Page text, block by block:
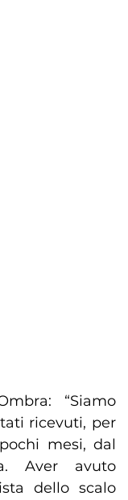
“Siamo
ricevuti, per
mesi, dal
Aver avuto
dello scalo